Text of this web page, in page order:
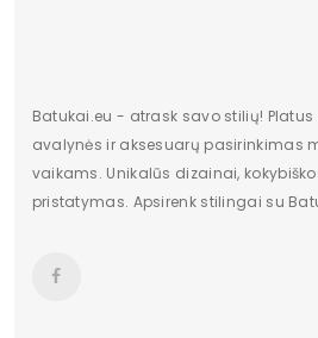
Batukai.eu - atrask savo stilių!
avalynės ir aksesuarų pasirinkimas
vaikams. Unikalūs dizainai,
pristatymas. Apsirenk stilingai su